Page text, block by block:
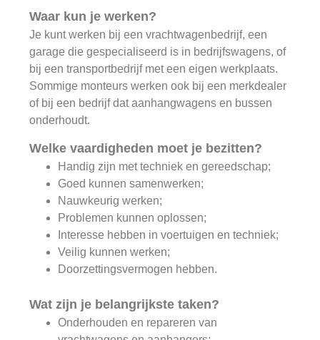
Waar kun je werken?
Je kunt werken bij een vrachtwagenbedrijf, een
garage die gespecialiseerd is in bedrijfswagens, of
bij een transportbedrijf met een eigen werkplaats.
Sommige monteurs werken ook bij een merkdealer
of bij een bedrijf dat aanhangwagens en bussen
onderhoudt.
Welke vaardigheden moet je bezitten?
Handig zijn met techniek en gereedschap;
Goed kunnen samenwerken;
Nauwkeurig werken;
Problemen kunnen oplossen;
Interesse hebben in voertuigen en techniek;
Veilig kunnen werken;
Doorzettingsvermogen hebben.
Wat zijn je belangrijkste taken?
Onderhouden en repareren van